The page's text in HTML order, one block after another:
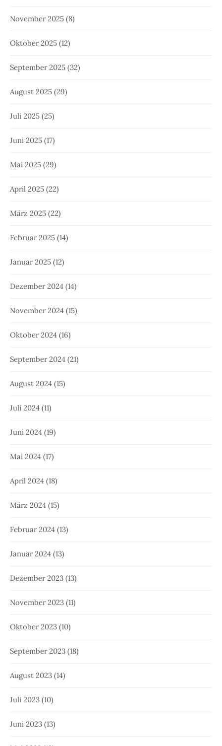
November 2025 (8)
Oktober 2025 (12)
September 2025 (32)
August 2025 (29)
Juli 2025 (25)
Juni 2025 (17)
Mai 2025 (29)
April 2025 (22)
März 2025 (22)
Februar 2025 (14)
Januar 2025 (12)
Dezember 2024 (14)
November 2024 (15)
Oktober 2024 (16)
September 2024 (21)
August 2024 (15)
Juli 2024 (11)
Juni 2024 (19)
Mai 2024 (17)
April 2024 (18)
März 2024 (15)
Februar 2024 (13)
Januar 2024 (13)
Dezember 2023 (13)
November 2023 (11)
Oktober 2023 (10)
September 2023 (18)
August 2023 (14)
Juli 2023 (10)
Juni 2023 (13)